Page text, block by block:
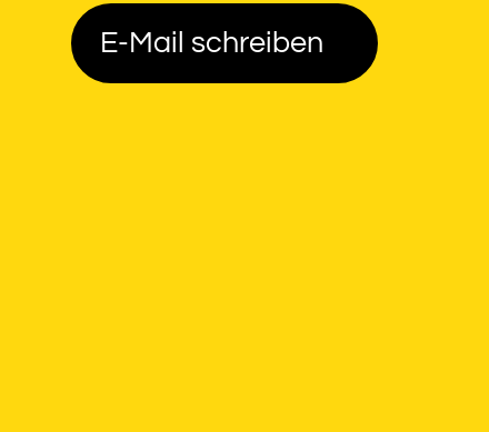
E-Mail schreiben